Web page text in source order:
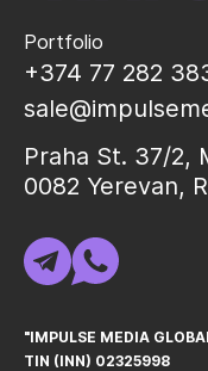
Portfolio
+374 77 282
Praha St. 37/2,
0082 Yerevan,
"IMPULSE MEDIA
TIN (INN) 02325998